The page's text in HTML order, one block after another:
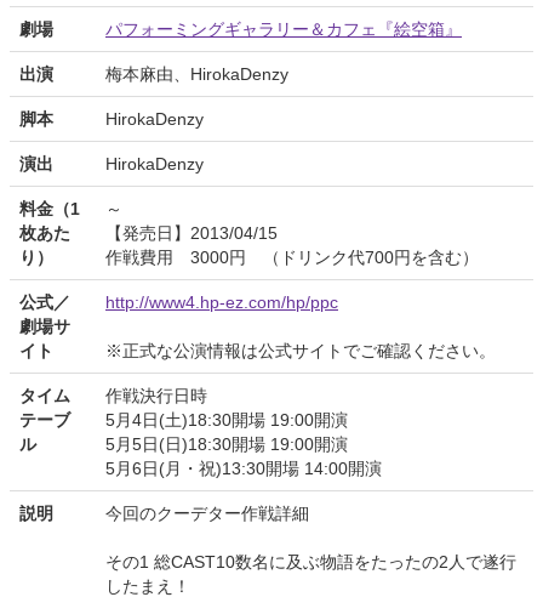
劇場 パフォーミングギャラリー＆カフェ『絵空箱』
出演 梅本麻由、HirokaDenzy
脚本 HirokaDenzy
演出 HirokaDenzy
料金（1
枚あた
り）
～
【発売日】2013/04/15
作戦費用 3000円 （ドリンク代700円を含む）
公式／
劇場サ
イト
http://www4.hp-ez.com/hp/ppc
※正式な公演情報は公式サイトでご確認ください。
タイム
テーブ
ル
作戦決行日時
5月4日(土)18:30開場 19:00開演
5月5日(日)18:30開場 19:00開演
5月6日(月・祝)13:30開場 14:00開演
説明 今回のクーデター作戦詳細
その1 総CAST10数名に及ぶ物語をたったの2人で遂行
したまえ！